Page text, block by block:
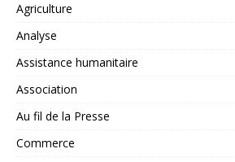
Agriculture
Analyse
Assistance humanitaire
Association
Au fil de la Presse
Commerce